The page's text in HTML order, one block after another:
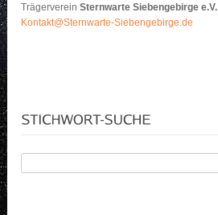
TrägervereinSternwarte Siebengebirge e.V.
Kontakt@Sternwarte-Siebengebirge.de